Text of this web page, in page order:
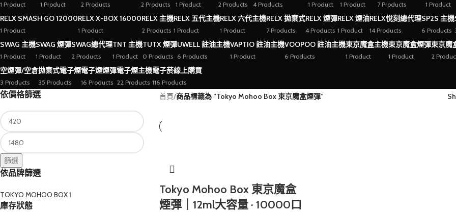
1 Product 1 Product 2 Products 2 Products 1 Product 2 Products 4 Products 1 Product 1 Product 7 Products 1 Product
RELX SMASH GO 12000
1 Product
RELX X-BOX 16000
1 Product
RELX 主機
2 Products
RELX 五代主機
1 Product
RELX 六代主機
1 Product
RELX 拋棄式
7 Products
RELX 煙彈
4 Products
RELX 煙油
1 Product
RELX悅刻總代理
14 Products
SP2S 主機
6 Products
SWAG 主機
1 Product
SWAG 煙彈
1 Product
SWAG總代理
2 Products
TNT 主機
1 Product
TUTX 煙彈
0 Products
UWELL 註油主機
6 Products
VAPTIO 註油主機
1 Product
VOOPOO 註油主機
6 Products
東京魔盒主機
1 Product
東京魔盒煙彈
1 Product
東京魔
2
空煙彈/空倉
3 Products
拋棄式電子煙
35 Products
電子煙煙彈
16 Products
電子煙主機
22 Products
電子菸線上購買
116 Products
依價格篩選
篩選
依品牌篩選
TOKYO MOHOO BOX1
庫存狀態
首頁/商品標籤為 “Tokyo Mohoo Box 東京魔盒煙彈”
Tokyo Mohoo Box 東京魔盒
煙彈｜12ml大容量 · 10000口